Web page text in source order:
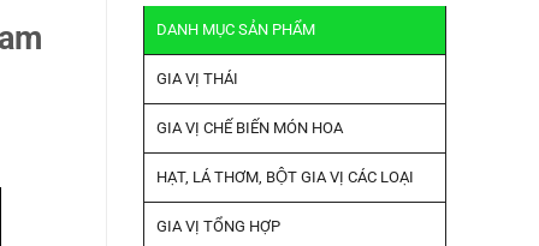
DANH MỤC SẢN PHẨM
GIA VỊ THÁI
GIA VỊ CHẾ BIẾN MÓN HOA
HẠT, LÁ THƠM, BỘT GIA VỊ CÁC LOẠI
GIA VỊ TỔNG HỢP